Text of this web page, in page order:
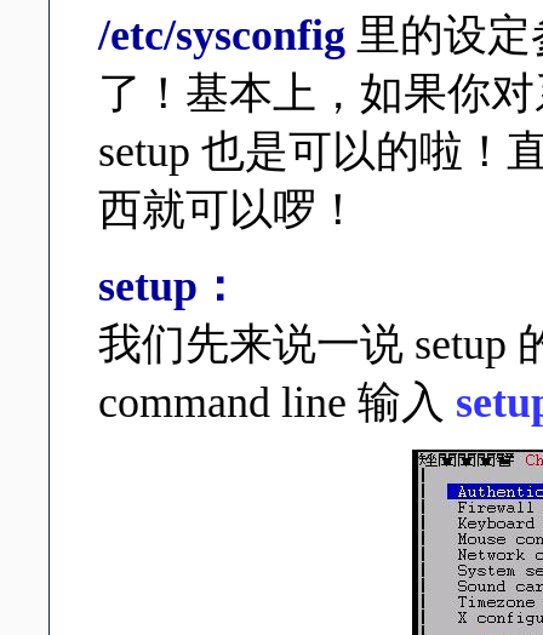
/etc/sysconfig 里的设
了！基本上，如果你
setup 也是可以的啦！
西就可以啰！
setup：
我们先来说一说 setup
command line 输入